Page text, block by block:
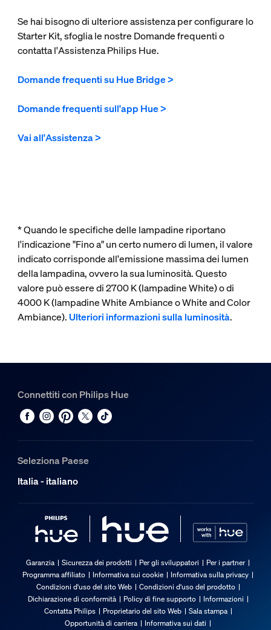
Se hai bisogno di ulteriore assistenza per configurare lo
Starter Kit, sfoglia le nostre Domande frequenti o
contatta l'Assistenza Philips Hue.
Domande frequenti su Hue Bridge >
Domande frequenti sull'app Hue >
Vai all'Assistenza >
* Quando le specifiche delle lampadine riportano
l'indicazione "Fino a" un certo numero di lumen, il valore
indicato corrisponde all'emissione massima dei lumen
della lampadina, ovvero la sua luminosità. Questo
valore può essere di 2700 K (lampadine White) o di
4000 K (lampadine White Ambiance o White and Color
Ambiance).Ulteriori informazioni sulla luminosità.
Connettiti con Philips Hue
Seleziona Paese
Italia - italiano
Garanzia Sicurezza dei prodotti Per gli sviluppatori
Per i partner
Programma affiliato
Informativa sui cookie
Informativa sulla privacy
Condizioni d'uso del sito Web
Condizioni d'uso del prodotto
Dichiarazione di conformità
Policy di fine supporto
Informazioni
Contatta Philips
Proprietario del sito Web
Sala stampa
Opportunità di carriera
Informativa sui dati